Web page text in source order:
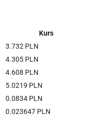
Kurs
3.732 PLN
4.305 PLN
4.608 PLN
5.0219 PLN
0.0834 PLN
0.023647 PLN